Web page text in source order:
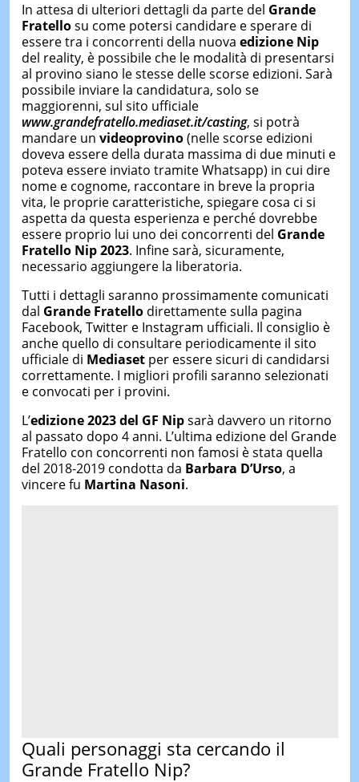
In attesa di ulteriori dettagli da parte del Grande
Fratellosu come potersi candidare e sperare di
essere tra i concorrenti della nuova edizione Nip
del reality, è possibile che le modalità di presentarsi
al provino siano le stesse delle scorse edizioni. Sarà
possibile inviare la candidatura, solo se
maggiorenni, sul sito ufficiale
www.grandefratello.mediaset.it/casting, si potrà
mandare un videoprovino(nelle scorse edizioni
doveva essere della durata massima di due minuti e
poteva essere inviato tramite Whatsapp) in cui dire
nome e cognome, raccontare in breve la propria
vita, le proprie caratteristiche, spiegare cosa ci si
aspetta da questa esperienza e perché dovrebbe
essere proprio lui uno dei concorrenti del Grande
Fratello Nip 2023. Infine sarà, sicuramente,
necessario aggiungere la liberatoria.
Tutti i dettagli saranno prossimamente comunicati
dal Grande Fratellodirettamente sulla pagina
Facebook, Twitter e Instagram ufficiali. Il consiglio è
anche quello di consultare periodicamente il sito
ufficiale di Mediasetper essere sicuri di candidarsi
correttamente. I migliori profili saranno selezionati
e convocati per i provini.
L’edizione 2023 del GF Nipsarà davvero un ritorno
al passato dopo 4 anni. L’ultima edizione del Grande
Fratello con concorrenti non famosi è stata quella
del 2018-2019 condotta da Barbara D’Urso, a
vincere fu Martina Nasoni.
Quali personaggi sta cercando il
Grande Fratello Nip?